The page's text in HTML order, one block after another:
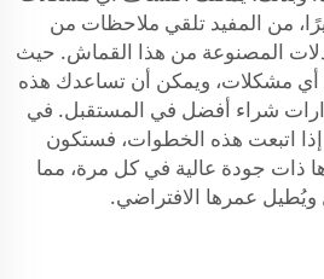
من المفيد تلقي ملاحظات من
المصنوعة من هذا القماش. حيث
أي مشكلات، ويمكن أن تساعدك هذه
شراء أفضل في المستقبل. في
إذا اتبعت هذه الخطوات، فستكون
ذات جودة عالية في كل مرة، مما
عمرها الافتراضي.